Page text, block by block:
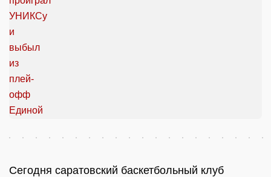
Сегодня саратовский баскетбольный клуб